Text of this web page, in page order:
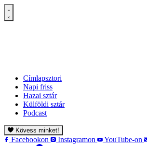
Címlapsztori
Napi friss
Hazai sztár
Külföldi sztár
Podcast
Kövess minket!
Facebookon Instagramon YouTube-on